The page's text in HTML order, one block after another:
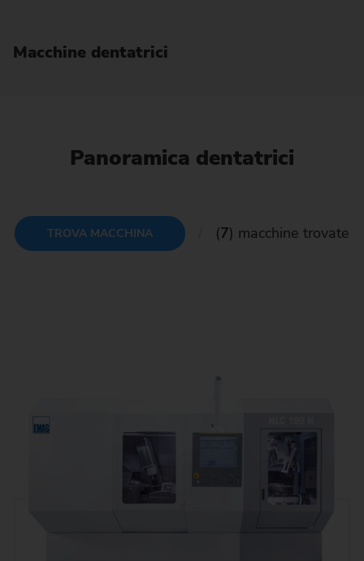
Macchine dentatrici
Panoramica dentatrici
TROVA MACCHINA (7) macchine trovate